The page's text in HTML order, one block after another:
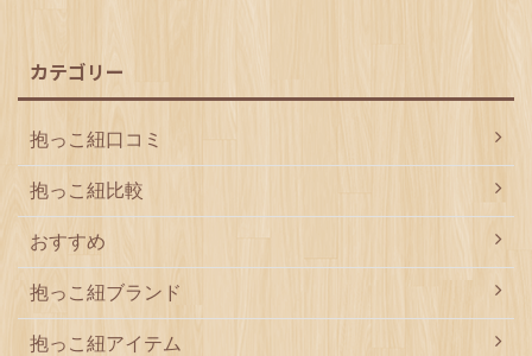
カテゴリー
抱っこ紐口コミ
抱っこ紐比較
おすすめ
抱っこ紐ブランド
抱っこ紐アイテム